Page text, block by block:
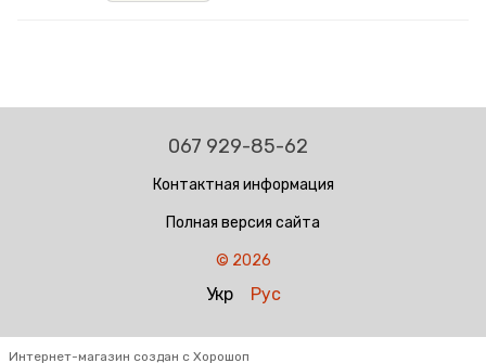
067 929-85-62
Контактная информация
Полная версия сайта
© 2026
Укр Рус
Интернет-магазин создан с Хорошоп